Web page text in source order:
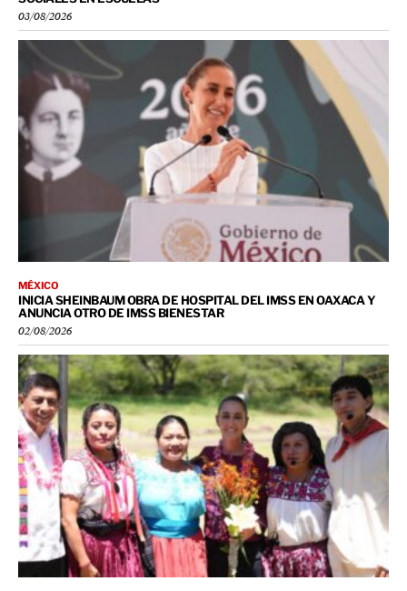
03/08/2026
MÉXICO
INICIA SHEINBAUM OBRA DE HOSPITAL DEL IMSS EN OAXACA Y
ANUNCIA OTRO DE IMSS BIENESTAR
02/08/2026